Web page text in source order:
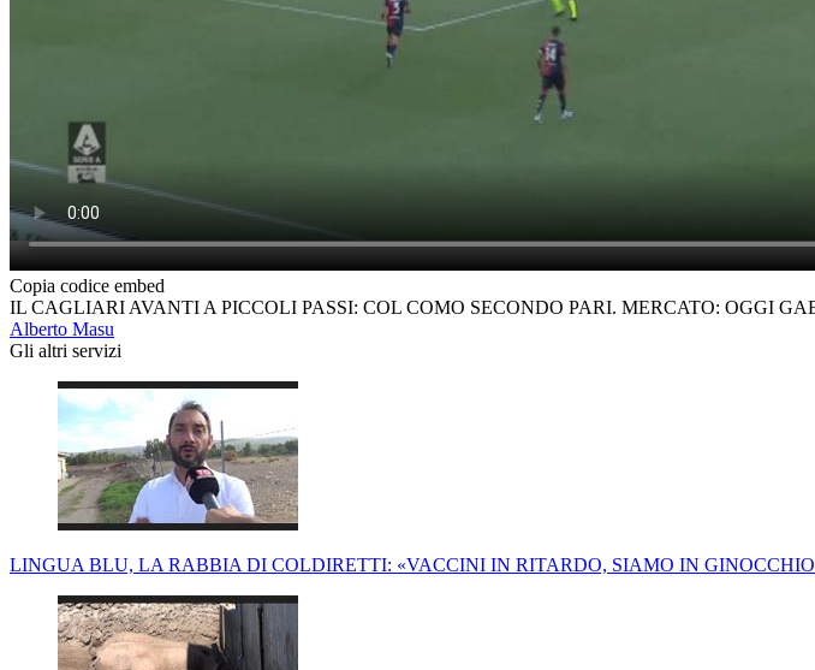
Copia codice embed
IL CAGLIARI AVANTI A PICCOLI PASSI: COL COMO SECONDO PARI. MERCATO: OGGI
Alberto Masu
Gli altri servizi
LINGUA BLU, LA RABBIA DI COLDIRETTI: «VACCINI IN RITARDO, SIAMO IN